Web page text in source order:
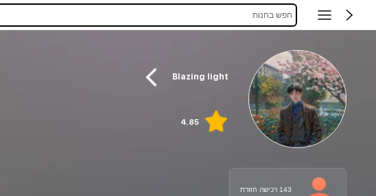
חפש בחנות
Blazing light
4.85
143 רכישה חוזרת